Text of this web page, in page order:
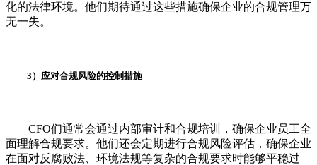
化的法律环境。他们期待通过这些措施确保企业的合规管理万
无一失。
3）应对合规风险的控制措施
CFO们通常会通过内部审计和合规培训，确保企业员工全
面理解合规要求。他们还会定期进行合规风险评估，确保企业
在面对反腐败法、环境法规等复杂的合规要求时能够平稳过